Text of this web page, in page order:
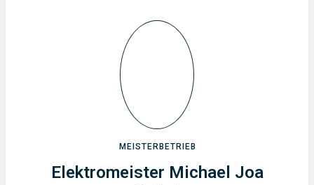
MEISTERBETRIEB
Elektromeister Michael Joa